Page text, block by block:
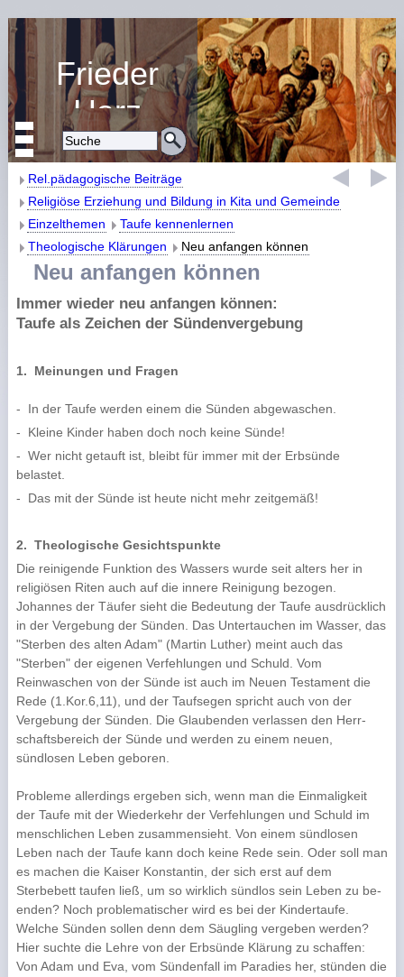
Frieder
Harz
Religiöse Erziehung
und Bildung
Rel.pädagogische Beiträge
Religiöse Erziehung und Bildung in Kita und Gemeinde
Einzelthemen
Taufe kennenlernen
Theologische Klärungen
Neu anfangen können
Neu anfangen können
Immer wieder neu anfangen können:
Taufe als Zeichen der Sündenvergebung
1. Meinungen und Fragen
-
In der Taufe werden einem die Sünden abgewaschen.
-
Kleine Kinder haben doch noch keine Sünde!
- Wer nicht getauft ist, bleibt für immer mit der Erbsünde
belastet.
-
Das mit der Sünde ist heute nicht mehr zeitgemäß!
2. Theologische Gesichtspunkte
Die reinigende Funktion des Wassers wurde seit alters her in
religiösen Riten auch auf die innere Reinigung bezogen.
Johannes der Täufer sieht die Bedeutung der Taufe ausdrücklich
in der Ver­gebung der Sünden. Das Untertauchen im Wasser, das
"Sterben des alten Adam" (Martin Luther) meint auch das
"Sterben" der eigenen Verfehlungen und Schuld. Vom
Reinwaschen von der Sünde ist auch im Neuen Testament die
Rede (1.Kor.6,11), und der Taufsegen spricht auch von der
Verge­bung der Sünden. Die Glaubenden verlassen den Herr­
schaftsbereich der Sünde und werden zu einem neuen,
sündlosen Leben geboren.
Probleme allerdings ergeben sich, wenn man die Einmaligkeit
der Taufe mit der Wiederkehr der Verfehlungen und Schuld im
menschlichen Leben zusammensieht. Von einem sündlosen
Leben nach der Taufe kann doch keine Rede sein. Oder soll man
es machen die Kaiser Kon­stantin, der sich erst auf dem
Sterbebett taufen ließ, um so wirklich sündlos sein Leben zu be­
enden? Noch problematischer wird es bei der Kindertaufe.
Welche Sünden sollen denn dem Säugling vergeben werden?
Hier suchte die Lehre von der Erbsünde Klärung zu schaffen:
Von Adam und Eva, vom Sündenfall im Paradies her, stünden die